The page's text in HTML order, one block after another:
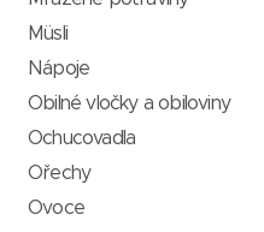
Müsli
Nápoje
Obilné vločky a obiloviny
Ochucovadla
Ořechy
Ovoce